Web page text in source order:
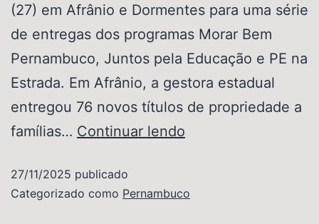
(27) em Afrânio e Dormentes para uma série
de entregas dos programas Morar Bem
Pernambuco, Juntos pela Educação e PE na
Estrada. Em Afrânio, a gestora estadual
entregou 76 novos títulos de propriedade a
famílias… Continuar lendo
27/11/2025 publicado
Categorizado como Pernambuco